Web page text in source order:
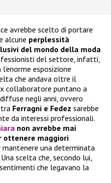
avrebbe scelto di portare
alcune perplessità
del mondo della moda
del settore, infatti,
esposizione
che andava oltre il
collaboratore puntano a
negli anni, ovvero
Ferragni e Fedez sarebbe
da interessi professionali.
non avrebbe mai
ottenere maggiori
mantenere una determinata
scelta che, secondo lui,
che legavano la